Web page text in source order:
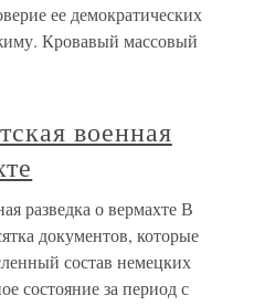
ее демократических
Кровавый массовый
военная
разведка о вермахте В
документов, которые
состав немецких
состояние за период с